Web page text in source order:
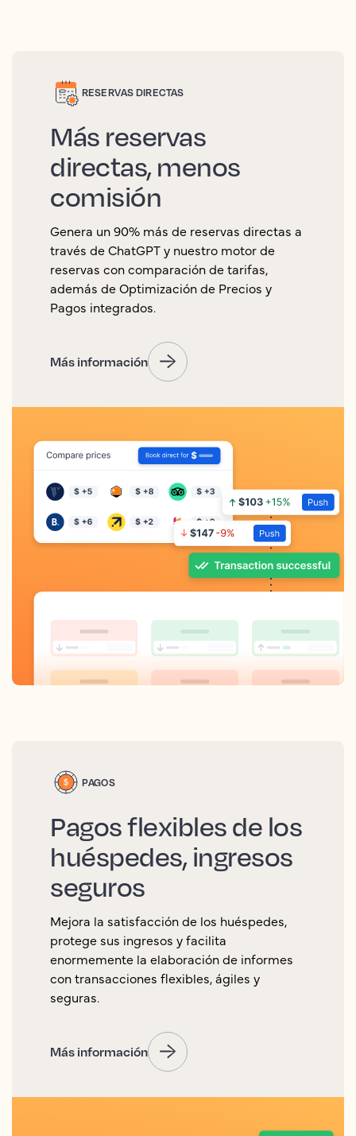
RESERVAS DIRECTAS
Más reservas
directas, menos
comisión
Genera un 90% más de reservas directas a
través de ChatGPT y nuestro motor de
reservas con comparación de tarifas,
además de Optimización de Precios y
Pagos integrados.
Más información
PAGOS
Pagos flexibles de los
huéspedes, ingresos
seguros
Mejora la satisfacción de los huéspedes,
protege sus ingresos y facilita
enormemente la elaboración de informes
con transacciones flexibles, ágiles y
seguras.
Más información